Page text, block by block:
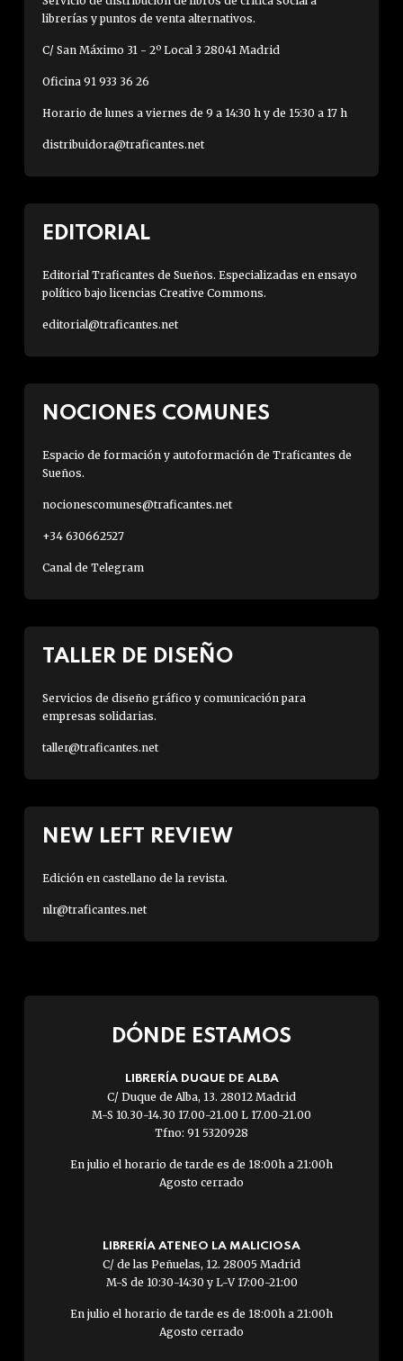
librerías y puntos de venta alternativos.
C/ San Máximo 31 - 2º Local 3 28041 Madrid
Oficina 91 933 36 26
Horario de lunes a viernes de 9 a 14:30 h y de 15:30 a 17 h
distribuidora@traficantes.net
EDITORIAL
Editorial Traficantes de Sueños. Especializadas en ensayo
político bajo licencias Creative Commons.
editorial@traficantes.net
NOCIONES COMUNES
Espacio de formación y autoformación de Traficantes de
Sueños.
nocionescomunes@traficantes.net
+34 630662527
Canal de Telegram
TALLER DE DISEÑO
Servicios de diseño gráfico y comunicación para
empresas solidarias.
taller@traficantes.net
NEW LEFT REVIEW
Edición en castellano de la revista.
nlr@traficantes.net
DÓNDE ESTAMOS
LIBRERÍA DUQUE DE ALBA
C/ Duque de Alba, 13. 28012 Madrid
M-S 10.30-14.30 17.00-21.00 L 17.00-21.00
Tfno: 91 5320928
En julio el horario de tarde es de 18:00h a 21:00h
Agosto cerrado
LIBRERÍA ATENEO LA MALICIOSA
C/ de las Peñuelas, 12. 28005 Madrid
M-S de 10:30-14:30 y L-V 17:00-21:00
En julio el horario de tarde es de 18:00h a 21:00h
Agosto cerrado